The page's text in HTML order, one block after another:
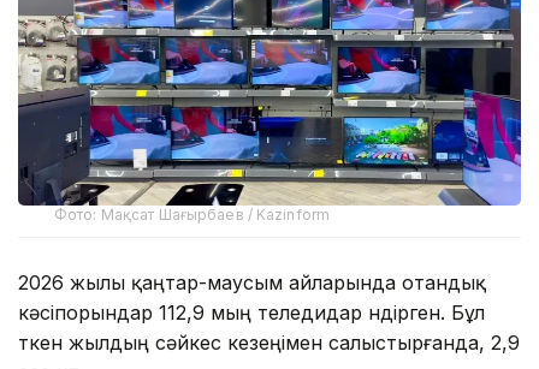
Фото: Мақсат Шағырбаев / Kazinform
2026 жылы қаңтар-маусым айларында отандық
кәсіпорындар 112,9 мың теледидар өндірген. Бұл
өткен жылдың сәйкес кезеңімен салыстырғанда, 2,9